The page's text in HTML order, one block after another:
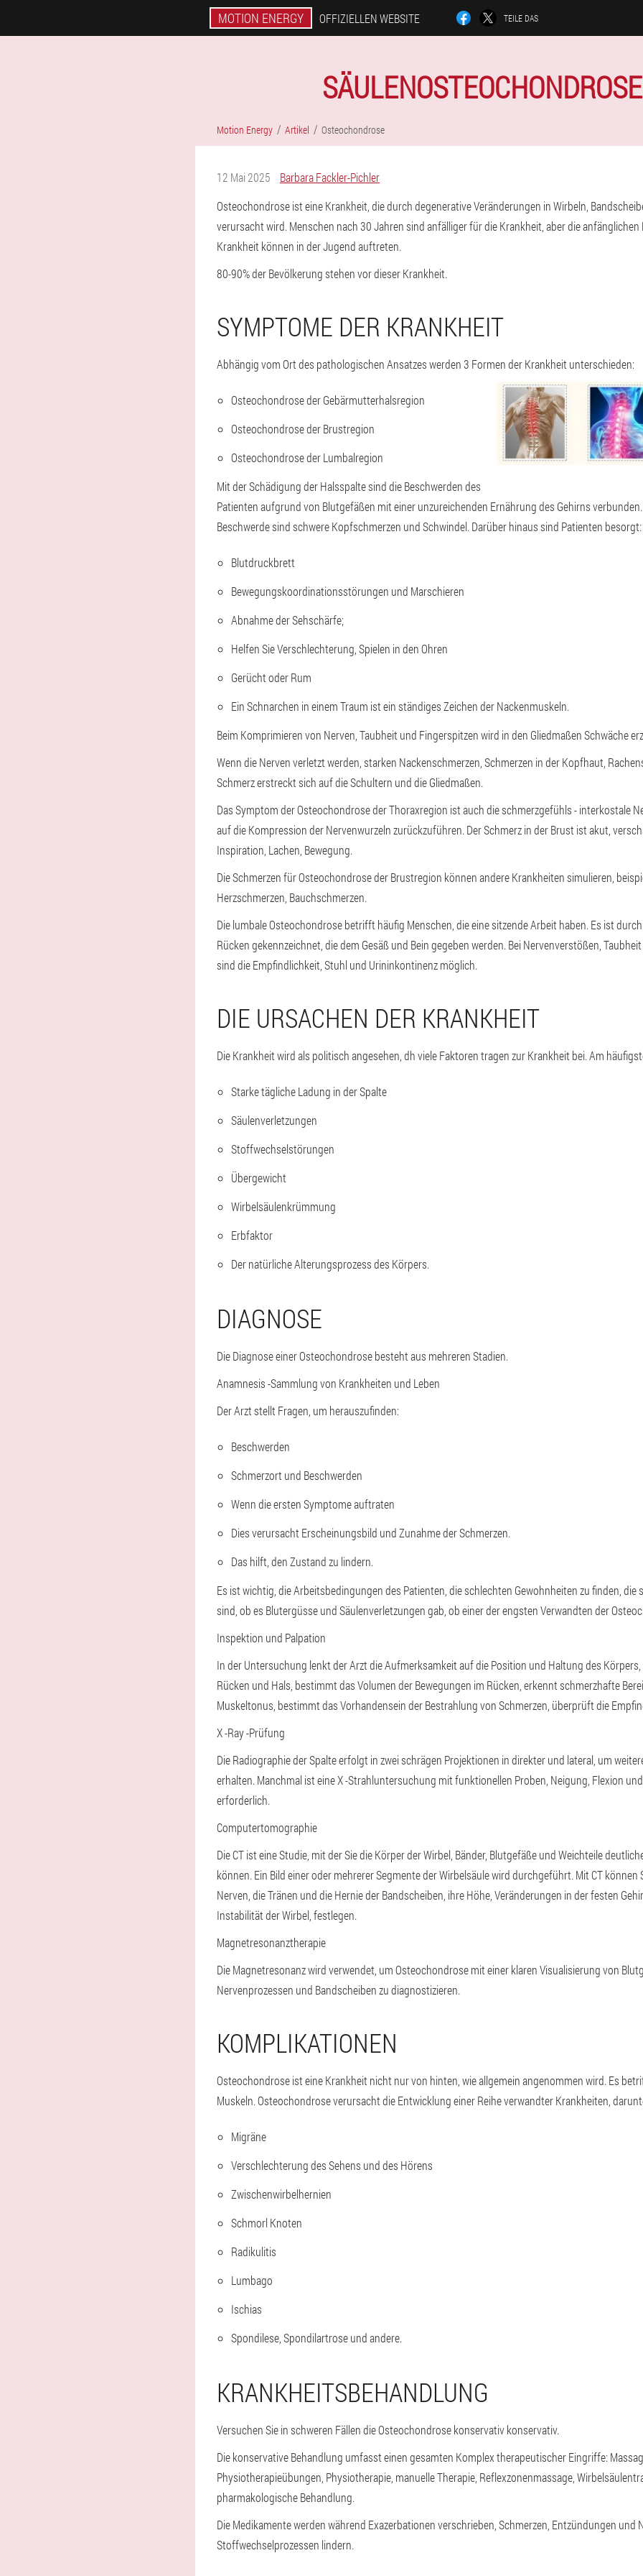
MOTION ENERGY OFFIZIELLEN WEBSITE TEILE DAS
SÄULENOSTEOCHONDROSE
Motion Energy Artikel Osteochondrose
12 Mai 2025
Barbara Fackler-Pichler
Osteochondrose ist eine Krankheit, die durch degenerative Veränderungen in Wirbeln,
verursacht wird. Menschen nach 30 Jahren sind anfälliger für die Krankheit, aber die
Krankheit können in der Jugend auftreten.
80-90% der Bevölkerung stehen vor dieser Krankheit.
SYMPTOME DER KRANKHEIT
Abhängig vom Ort des pathologischen Ansatzes werden 3 Formen der Krankheit unterschieden:
Osteochondrose der Gebärmutterhalsregion
Osteochondrose der Brustregion
Osteochondrose der Lumbalregion
Mit der Schädigung der Halsspalte sind die Beschwerden des
Patienten aufgrund von Blutgefäßen mit einer unzureichenden Ernährung des Gehirns
Beschwerde sind schwere Kopfschmerzen und Schwindel. Darüber hinaus sind Patienten besorgt:
Blutdruckbrett
Bewegungskoordinationsstörungen und Marschieren
Abnahme der Sehschärfe;
Helfen Sie Verschlechterung, Spielen in den Ohren
Gerücht oder Rum
Ein Schnarchen in einem Traum ist ein ständiges Zeichen der Nackenmuskeln.
Beim Komprimieren von Nerven, Taubheit und Fingerspitzen wird in den Gliedmaßen Schwäche
Wenn die Nerven verletzt werden, starken Nackenschmerzen, Schmerzen in der Kopfhaut,
Schmerz erstreckt sich auf die Schultern und die Gliedmaßen.
Das Symptom der Osteochondrose der Thoraxregion ist auch die schmerzgefühls - interkostale
auf die Kompression der Nervenwurzeln zurückzuführen. Der Schmerz in der Brust ist akut,
Inspiration, Lachen, Bewegung.
Die Schmerzen für Osteochondrose der Brustregion können andere Krankheiten simulieren,
Herzschmerzen, Bauchschmerzen.
Die lumbale Osteochondrose betrifft häufig Menschen, die eine sitzende Arbeit haben. Es ist
Rücken gekennzeichnet, die dem Gesäß und Bein gegeben werden. Bei Nervenverstößen,
sind die Empfindlichkeit, Stuhl und Urininkontinenz möglich.
DIE URSACHEN DER KRANKHEIT
Die Krankheit wird als politisch angesehen, dh viele Faktoren tragen zur Krankheit bei. Am
Starke tägliche Ladung in der Spalte
Säulenverletzungen
Stoffwechselstörungen
Übergewicht
Wirbelsäulenkrümmung
Erbfaktor
Der natürliche Alterungsprozess des Körpers.
DIAGNOSE
Die Diagnose einer Osteochondrose besteht aus mehreren Stadien.
Anamnesis -Sammlung von Krankheiten und Leben
Der Arzt stellt Fragen, um herauszufinden:
Beschwerden
Schmerzort und Beschwerden
Wenn die ersten Symptome auftraten
Dies verursacht Erscheinungsbild und Zunahme der Schmerzen.
Das hilft, den Zustand zu lindern.
Es ist wichtig, die Arbeitsbedingungen des Patienten, die schlechten Gewohnheiten zu finden, die
sind, ob es Blutergüsse und Säulenverletzungen gab, ob einer der engsten Verwandten der
Inspektion und Palpation
In der Untersuchung lenkt der Arzt die Aufmerksamkeit auf die Position und Haltung des
Rücken und Hals, bestimmt das Volumen der Bewegungen im Rücken, erkennt schmerzhafte
Muskeltonus, bestimmt das Vorhandensein der Bestrahlung von Schmerzen, überprüft die
X -Ray -Prüfung
Die Radiographie der Spalte erfolgt in zwei schrägen Projektionen in direkter und lateral, um
erhalten. Manchmal ist eine X -Strahluntersuchung mit funktionellen Proben, Neigung, Flexion
erforderlich.
Computertomographie
Die CT ist eine Studie, mit der Sie die Körper der Wirbel, Bänder, Blutgefäße und Weichteile
können. Ein Bild einer oder mehrerer Segmente der Wirbelsäule wird durchgeführt. Mit CT können
Nerven, die Tränen und die Hernie der Bandscheiben, ihre Höhe, Veränderungen in der festen
Instabilität der Wirbel, festlegen.
Magnetresonanztherapie
Die Magnetresonanz wird verwendet, um Osteochondrose mit einer klaren Visualisierung von
Nervenprozessen und Bandscheiben zu diagnostizieren.
KOMPLIKATIONEN
Osteochondrose ist eine Krankheit nicht nur von hinten, wie allgemein angenommen wird. Es
Muskeln. Osteochondrose verursacht die Entwicklung einer Reihe verwandter Krankheiten,
Migräne
Verschlechterung des Sehens und des Hörens
Zwischenwirbelhernien
Schmorl Knoten
Radikulitis
Lumbago
Ischias
Spondilese, Spondilartrose und andere.
KRANKHEITSBEHANDLUNG
Versuchen Sie in schweren Fällen die Osteochondrose konservativ konservativ.
Die konservative Behandlung umfasst einen gesamten Komplex therapeutischer Eingriffe:
Physiotherapieübungen, Physiotherapie, manuelle Therapie, Reflexzonenmassage,
pharmakologische Behandlung.
Die Medikamente werden während Exazerbationen verschrieben, Schmerzen, Entzündungen und
Stoffwechselprozessen lindern.